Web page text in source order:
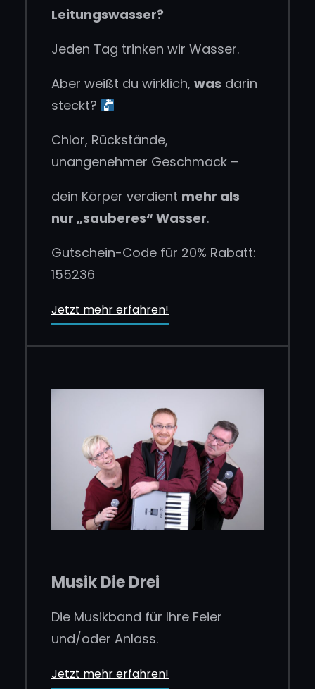
Leitungswasser?
Jeden Tag trinken wir Wasser.
Aber weißt du wirklich, was darin
steckt?
Chlor, Rückstände,
unangenehmer Geschmack –
dein Körper verdient mehr als
nur „sauberes“ Wasser.
Gutschein-Code für 20% Rabatt:
155236
Jetzt mehr erfahren!
Musik Die Drei
Die Musikband für Ihre Feier
und/oder Anlass.
Jetzt mehr erfahren!